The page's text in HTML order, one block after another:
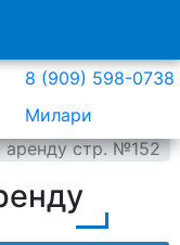
8 (909) 598-0738
Милари
аренду стр. №152